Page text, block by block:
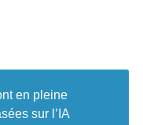
en pleine
sur l’IA